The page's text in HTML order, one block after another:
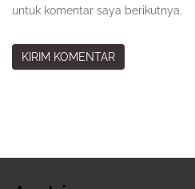
untuk komentar saya berikutnya.